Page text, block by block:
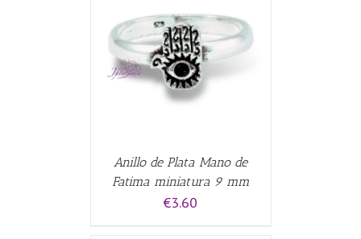
Anillo de Plata Mano de
Fatima miniatura 9 mm
€3.60